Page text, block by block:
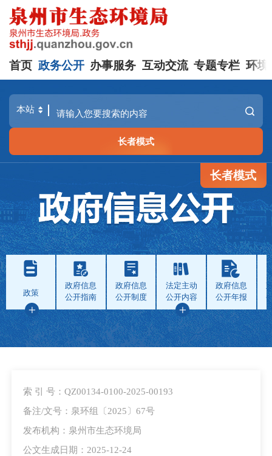
首页 政务公开 办事服务 互动交流 专题专栏 环境
长者模式
长者模式
政策
政府信息
公开指南
政府信息
公开制度
法定主动
公开内容
政府信息
公开年报
索 引 号：QZ00134-0100-2025-00193
备注/文号：泉环组〔2025〕67号
发布机构：泉州市生态环境局
公文生成日期：2025-12-24